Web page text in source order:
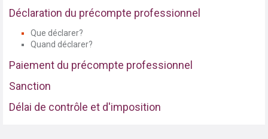
Déclaration du précompte professionnel
Que déclarer?
Quand déclarer?
Paiement du précompte professionnel
Sanction
Délai de contrôle et d'imposition